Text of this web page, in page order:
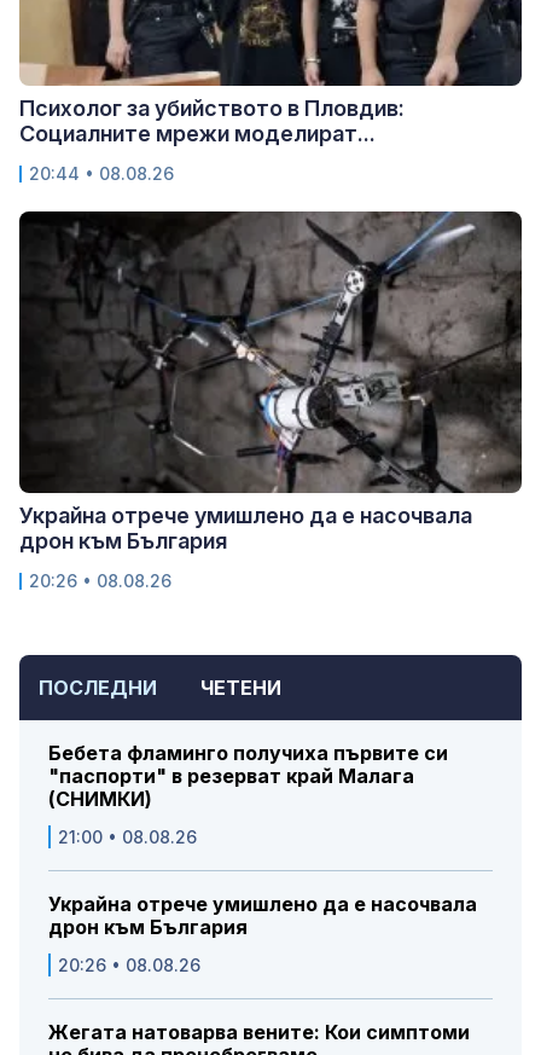
ПОСЛЕДНИ ЧЕТЕНИ
Бебета фламинго получиха първите си
"паспорти" в резерват край Малага
(СНИМКИ)
21:00 • 08.08.26
Украйна отрече умишлено да е насочвала
дрон към България
20:26 • 08.08.26
Жегата натоварва вените: Кои симптоми
Психолог за убийството в Пловдив:
Социалните мрежи моделират...
20:44 • 08.08.26
Украйна отрече умишлено да е насочвала
дрон към България
20:26 • 08.08.26